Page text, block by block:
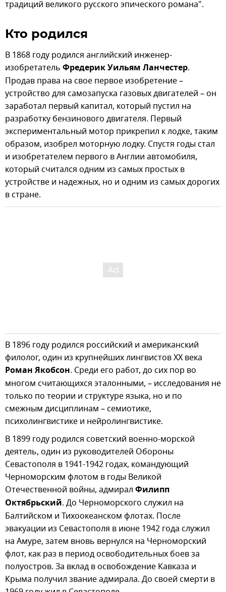
традиций великого русского эпического романа".
Кто родился
В 1868 году родился английский инженер-
изобретатель Фредерик Уильям Ланчестер.
Продав права на свое первое изобретение –
устройство для самозапуска газовых двигателей – он
заработал первый капитал, который пустил на
разработку бензинового двигателя. Первый
экспериментальный мотор прикрепил к лодке, таким
образом, изобрел моторную лодку. Спустя годы стал
и изобретателем первого в Англии автомобиля,
который считался одним из самых простых в
устройстве и надежных, но и одним из самых дорогих
в стране.
В 1896 году родился российский и американский
филолог, один из крупнейших лингвистов XX века
Роман Якобсон. Среди его работ, до сих пор во
многом считающихся эталонными, – исследования не
только по теории и структуре языка, но и по
смежным дисциплинам – семиотике,
психолингвистике и нейролингвистике.
В 1899 году родился советский военно-морской
деятель, один из руководителей Обороны
Севастополя в 1941-1942 годах, командующий
Черноморским флотом в годы Великой
Отечественной войны, адмирал Филипп
Октябрьский. До Черноморского служил на
Балтийском и Тихоокеанском флотах. После
эвакуации из Севастополя в июне 1942 года служил
на Амуре, затем вновь вернулся на Черноморский
флот, как раз в период освободительных боев за
полуостров. За вклад в освобождение Кавказа и
Крыма получил звание адмирала. До своей смерти в